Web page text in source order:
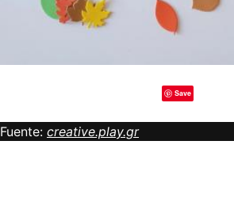
Save
Fuente: creative.play.gr